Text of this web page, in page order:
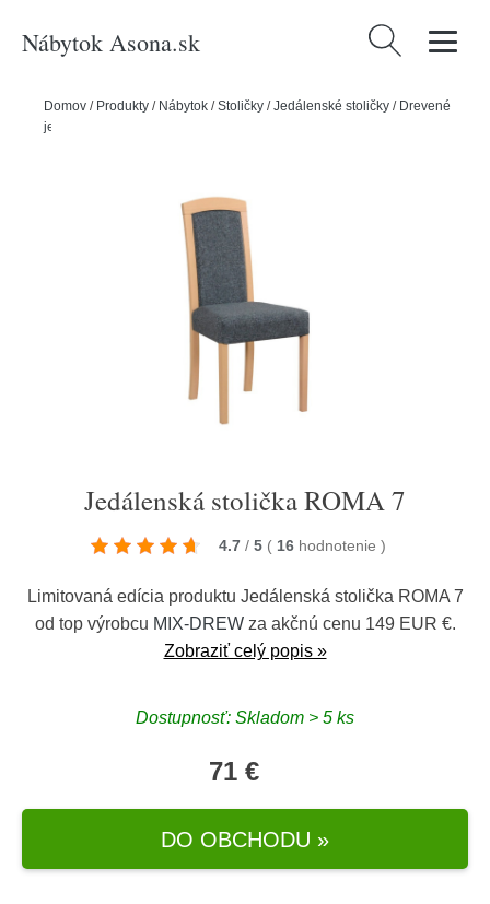
Nábytok Asona.sk Hľadať:
Domov / Produkty / Nábytok /Stoličky /Jedálenské stoličky / Drevené
jedálenské stoličky
Jedálenská stolička ROMA 7
4.7 / 5 ( 16 hodnotenie )
Limitovaná edícia produktu Jedálenská stolička ROMA 7
od top výrobcu MIX-DREWza akčnú cenu 149 EUR €.
Zobraziť celý popis »
Dostupnosť: Skladom > 5 ks
71 €
DO OBCHODU »